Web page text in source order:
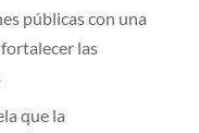
públicas con una
las
que la